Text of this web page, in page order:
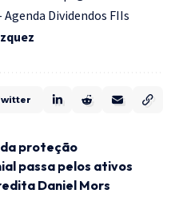
Dividendos FIIs
proteção
passa pelos ativos
Daniel Mors